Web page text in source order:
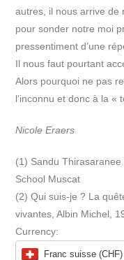
autres, il nous arrive de
pour sonder notre moi
pressentiment d’une
Il nous faut pourtant
Alors pourquoi ne pas
l’inconnu et donc à la «
Nicole Eraers
(1) Sandu
School Muscat
(2) Qui suis-je ? La
vivantes, Albin Michel,
Currency:
Franc suisse